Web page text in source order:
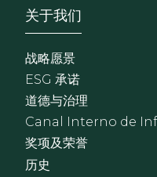
Footer -
关于我们
战略愿景
ESG 承诺
道德与治理
Canal Interno de
奖项及荣誉
历史